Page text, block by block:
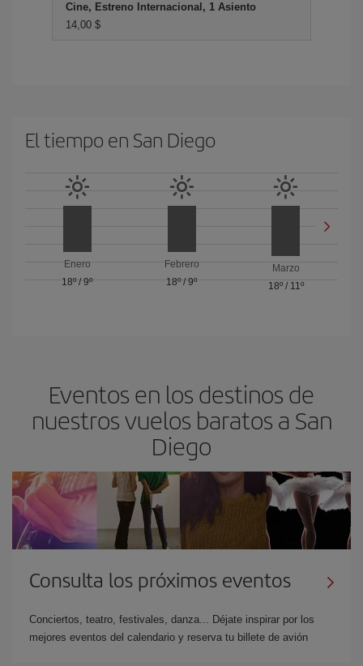
Cine, Estreno Internacional, 1 Asiento
14,00 $
El tiempo en San Diego
Enero
18º/9º
Febrero
18º/ 9º
Marzo
18º/ 11º
Eventos en los destinos de
nuestros vuelos baratos a San
Diego
Consulta los próximos eventos
Conciertos, teatro, festivales, danza... Déjate inspirar por los
mejores eventos del calendario y reserva tu billete de avión